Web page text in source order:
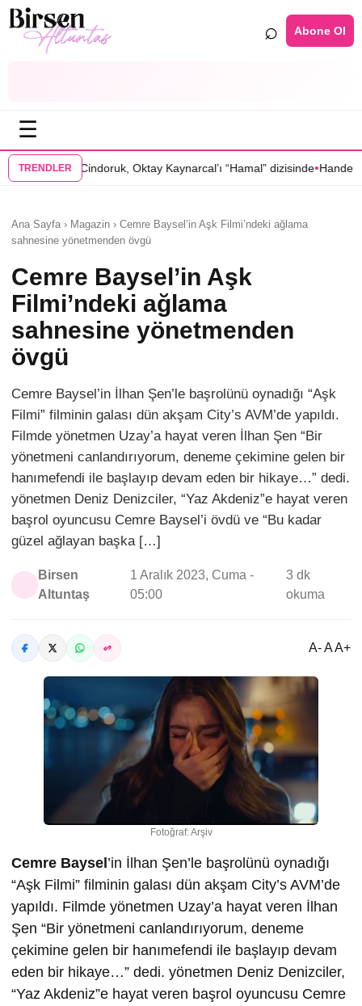
⌕ Abone Ol
☰
TRENDLEROktay Kaynarcal’ı “Hamal” dizisinde•Hande Elaman,
Ana Sayfa › Magazin › Cemre Baysel’in Aşk Filmi’ndeki ağlama
sahnesine yönetmenden övgü
Cemre Baysel’in Aşk
Filmi’ndeki ağlama
sahnesine yönetmenden
övgü
Cemre Baysel’in İlhan Şen’le başrolünü oynadığı “Aşk
Filmi” filminin galası dün akşam City’s AVM’de yapıldı.
Filmde yönetmen Uzay’a hayat veren İlhan Şen “Bir
yönetmeni canlandırıyorum, deneme çekimine gelen bir
hanımefendi ile başlayıp devam eden bir hikaye…” dedi.
yönetmen Deniz Denizciler, “Yaz Akdeniz”e hayat veren
başrol oyuncusu Cemre Baysel’i övdü ve “Bu kadar
güzel ağlayan başka […]
Birsen
Altuntaş
1 Aralık 2023, Cuma -
05:00
3 dk
okuma
A- A A+
Fotoğraf: Arşiv
Cemre Baysel ’in İlhan Şen’le başrolünü oynadığı
“Aşk Filmi” filminin galası dün akşam City’s AVM’de
yapıldı. Filmde yönetmen Uzay’a hayat veren İlhan
Şen “Bir yönetmeni canlandırıyorum, deneme
çekimine gelen bir hanımefendi ile başlayıp devam
eden bir hikaye…” dedi. yönetmen Deniz Denizciler,
“Yaz Akdeniz”e hayat veren başrol oyuncusu Cemre